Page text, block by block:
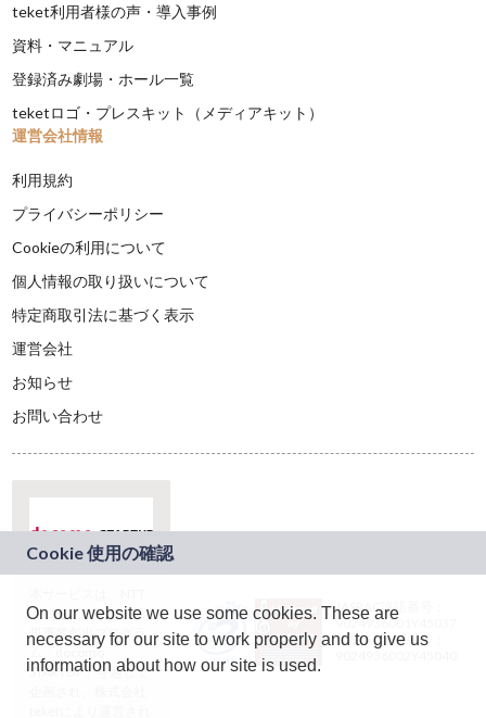
teket利用者様の声・導入事例
資料・マニュアル
登録済み劇場・ホール一覧
teketロゴ・プレスキット（メディアキット）
運営会社情報
利用規約
プライバシーポリシー
Cookieの利用について
個人情報の取り扱いについて
特定商取引法に基づく表示
運営会社
お知らせ
お問い合わせ
ドコモグループの新
規事業創出プログラ
ム「docomo
STARTUP」を通じて
JASRAC許諾番号：
9024936001Y45037
JASRAC許諾番号：
On our website we use some cookies. These are
necessary for our site to work properly and to give us
information about how our site is used.